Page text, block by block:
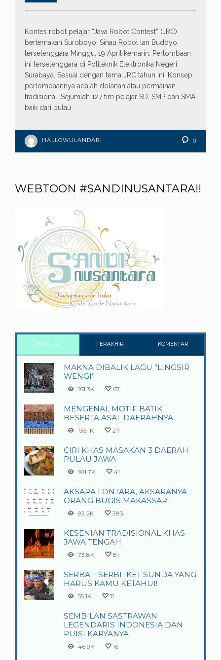
Kontes robot pelajar “Java Robot Contest” (JRC)
bertemakan Suroboyo: Sinau Robot lan Budoyo,
terselenggara Minggu, 19 April kemarin. Perlombaan
ini terselenggara di Politeknik Elektronika Negeri
Surabaya. Sesuai dengan tema JRC tahun ini, Konsep
perlombaannya adalah dolanan atau permainan
tradisional. Sejumlah 127 tim pelajar SD, SMP dan SMA
baik dari pulau
HALLOWULANDARI 0
WEBTOON #SANDINUSANTARA!!
POPULER TERAKHIR KOMENTAR
MAKNA DIBALIK LAGU ”LINGSIR
WENGI”
161.3K 67
MENGENAL MOTIF BATIK
BESERTA ASAL DAERAHNYA
135.1K 211
CIRI KHAS MASAKAN 3 DAERAH
PULAU JAWA
101.7K 41
AKSARA LONTARA, AKSARANYA
ORANG BUGIS MAKASSAR
93.2K 383
KESENIAN TRADISIONAL KHAS
JAWA TENGAH
73.8K 81
SERBA – SERBI IKET SUNDA YANG
HARUS KAMU KETAHUI!
55.1K 11
SEMBILAN SASTRAWAN
LEGENDARIS INDONESIA DAN
PUISI KARYANYA
46.9K 16